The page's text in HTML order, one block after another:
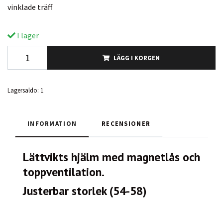
vinklade träff
I lager
LÄGG I KORGEN
Lagersaldo: 1
INFORMATION RECENSIONER
Lättvikts hjälm med magnetlås och
toppventilation.
Justerbar storlek (54-58)